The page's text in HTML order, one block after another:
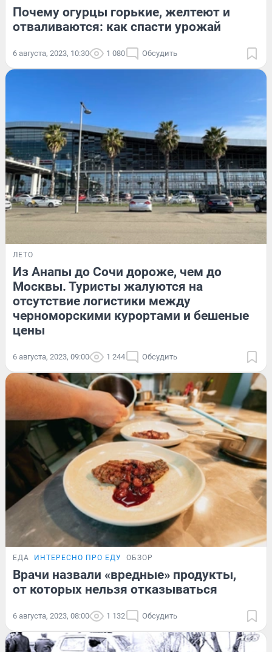
Почему огурцы горькие, желтеют и
отваливаются: как спасти урожай
6 августа, 2023, 10:30 1 080 Обсудить
ЛЕТО
Из Анапы до Сочи дороже, чем до
Москвы. Туристы жалуются на
отсутствие логистики между
черноморскими курортами и бешеные
цены
6 августа, 2023, 09:00 1 244 Обсудить
ЕДА ИНТЕРЕСНО ПРО ЕДУ ОБЗОР
Врачи назвали «вредные» продукты,
от которых нельзя отказываться
6 августа, 2023, 08:00 1 132 Обсудить